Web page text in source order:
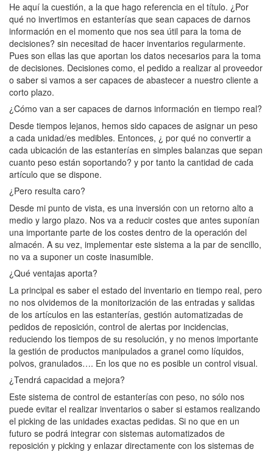
He aquí la cuestión, a la que hago referencia en el título. ¿Por
qué no invertimos en estanterías que sean capaces de darnos
información en el momento que nos sea útil para la toma de
decisiones? sin necesitad de hacer inventarios regularmente.
Pues son ellas las que aportan los datos necesarios para la toma
de decisiones. Decisiones como, el pedido a realizar al proveedor
o saber si vamos a ser capaces de abastecer a nuestro cliente a
corto plazo.
¿Cómo van a ser capaces de darnos información en tiempo real?
Desde tiempos lejanos, hemos sido capaces de asignar un peso
a cada unidad/es medibles. Entonces, ¿ por qué no convertir a
cada ubicación de las estanterías en simples balanzas que sepan
cuanto peso están soportando? y por tanto la cantidad de cada
artículo que se dispone.
¿Pero resulta caro?
Desde mi punto de vista, es una inversión con un retorno alto a
medio y largo plazo. Nos va a reducir costes que antes suponían
una importante parte de los costes dentro de la operación del
almacén. A su vez, implementar este sistema a la par de sencillo,
no va a suponer un coste inasumible.
¿Qué ventajas aporta?
La principal es saber el estado del inventario en tiempo real, pero
no nos olvidemos de la monitorización de las entradas y salidas
de los artículos en las estanterías, gestión automatizadas de
pedidos de reposición, control de alertas por incidencias,
reduciendo los tiempos de su resolución, y no menos importante
la gestión de productos manipulados a granel como líquidos,
polvos, granulados…. En los que no es posible un control visual.
¿Tendrá capacidad a mejora?
Este sistema de control de estanterías con peso, no sólo nos
puede evitar el realizar inventarios o saber si estamos realizando
el picking de las unidades exactas pedidas. Si no que en un
futuro se podrá integrar con sistemas automatizados de
reposición y picking y enlazar directamente con los sistemas de